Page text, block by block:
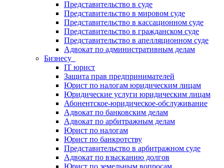
Представительство в суде
Представительство в мировом суде
Представительство в кассационном суде
Представительство в гражданском суде
Представительство в апелляционном суде
Адвокат по административным делам
Бизнесу
IT юрист
Защита прав предпринимателей
Юрист по налогам юридическим лицам
Юридические услуги юридическим лицам
Абонентское-юридическое-обслуживание
Адвокат по банковским делам
Адвокат по арбитражным делам
Юрист по налогам
Юрист по банкротству
Представительство в арбитражном суде
Адвокат по взысканию долгов
Юрист по земельным вопросам